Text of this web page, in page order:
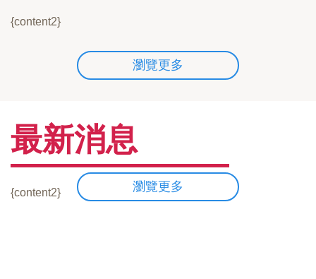
{content2}
瀏覽更多
最新消息
{content2} 瀏覽更多